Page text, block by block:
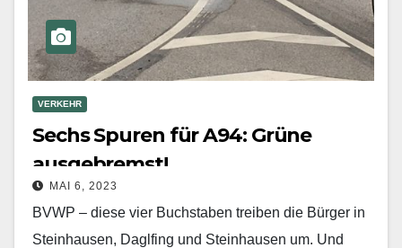
VERKEHR
Sechs Spuren für A94: Grüne
ausgebremst!
MAI 6, 2023
BVWP – diese vier Buchstaben treiben die Bürger in
Steinhausen, Daglfing und Steinhausen um. Und